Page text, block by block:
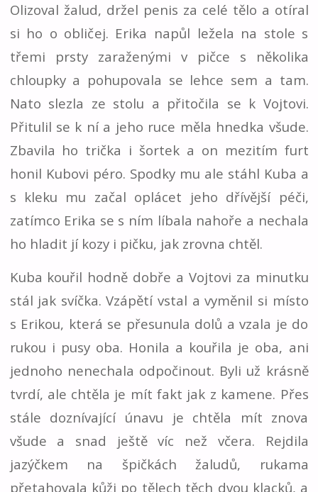
Olizoval žalud, držel penis za celé tělo a otíral
si ho o obličej. Erika napůl ležela na stole s
třemi prsty zaraženými v pičce s několika
chloupky a pohupovala se lehce sem a tam.
Nato slezla ze stolu a přitočila se k Vojtovi.
Přitulil se k ní a jeho ruce měla hnedka všude.
Zbavila ho trička i šortek a on mezitím furt
honil Kubovi péro. Spodky mu ale stáhl Kuba a
s kleku mu začal oplácet jeho dřívější péči,
zatímco Erika se s ním líbala nahoře a nechala
ho hladit jí kozy i pičku, jak zrovna chtěl.
Kuba kouřil hodně dobře a Vojtovi za minutku
stál jak svíčka. Vzápětí vstal a vyměnil si místo
s Erikou, která se přesunula dolů a vzala je do
rukou i pusy oba. Honila a kouřila je oba, ani
jednoho nenechala odpočinout. Byli už krásně
tvrdí, ale chtěla je mít fakt jak z kamene. Přes
stále doznívající únavu je chtěla mít znova
všude a snad ještě víc než včera. Rejdila
jazýčkem na špičkách žaludů, rukama
přetahovala kůži po tělech těch dvou klacků, a